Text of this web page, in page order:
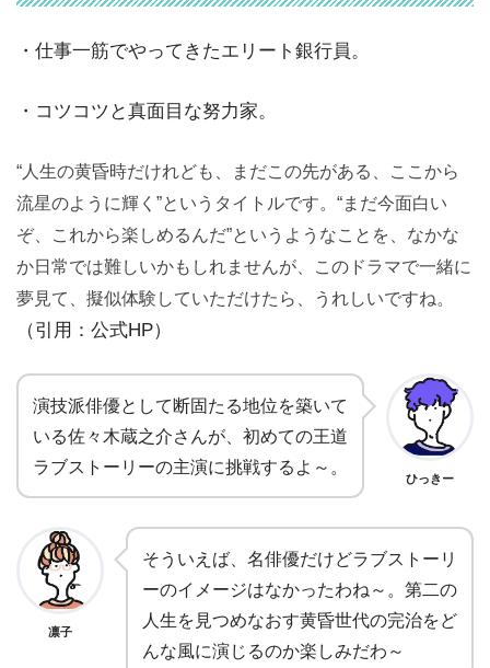
・仕事一筋でやってきたエリート銀行員。
・コツコツと真面目な努力家。
“人生の黄昏時だけれども、まだこの先がある、ここから
流星のように輝く”というタイトルです。“まだ今面白い
ぞ、これから楽しめるんだ”というようなことを、なかな
か日常では難しいかもしれませんが、このドラマで一緒に
夢見て、擬似体験していただけたら、うれしいですね。
（引用：公式HP）
演技派俳優として断固たる地位を築いて
いる佐々木蔵之介さんが、初めての王道
ラブストーリーの主演に挑戦するよ～。
ひっきー
凛子
そういえば、名俳優だけどラブストーリ
ーのイメージはなかったわね～。第二の
人生を見つめなおす黄昏世代の完治をど
んな風に演じるのか楽しみだわ～